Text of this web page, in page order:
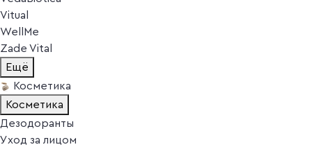
Vitual
WellMe
Zade Vital
Ещё
Косметика
Косметика
Дезодоранты
Уход за лицом